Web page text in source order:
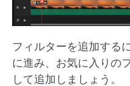
フィルターを追加する
に進み、お気に入りの
して追加しましょう。